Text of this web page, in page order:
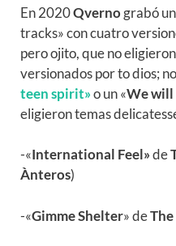
En 2020Qverno grabó
tracks» con cuatro
pero ojito, que no
versionados por to dios;
teen spirit»o un «We will
eligieron temas
-«International Feel»de
Ànteros)
-«Gimme Shelter» de